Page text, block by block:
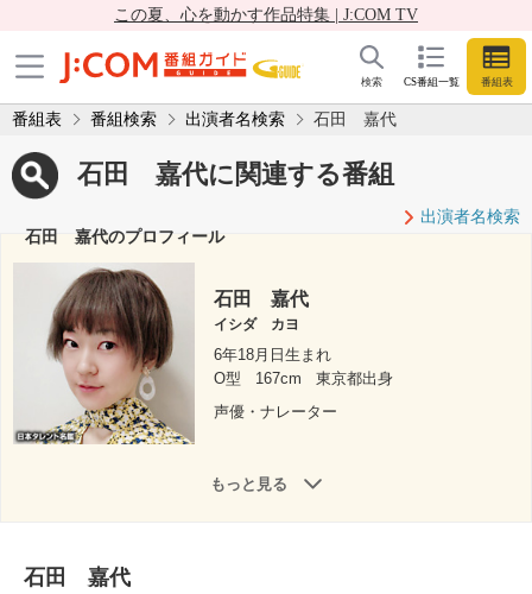
この夏、心を動かす作品特集 | J:COM TV
CS番組一覧 番組表
検索
番組表 番組検索 出演者名検索 石田 嘉代
石田 嘉代に関連する番組
出演者名検索
石田 嘉代のプロフィール
石田 嘉代
イシダ カヨ
6年18月日生まれ
O型
167cm
東京都出身
声優・ナレーター
もっと見る
石田 嘉代